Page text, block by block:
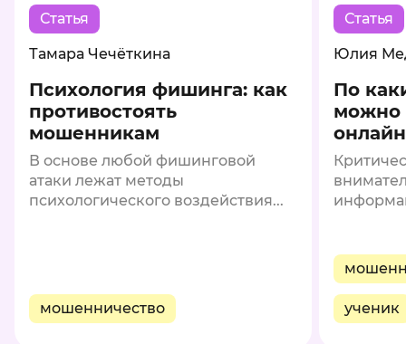
Статья
Тамара Чечёткина
Психология фишинга: как
противостоять
мошенникам
В основе любой фишинговой
атаки лежат методы
психологического воздействия...
мошенничество
Статья
Юлия
По
можно
ученик